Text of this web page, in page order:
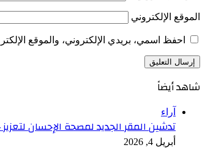
الموقع الإلكتروني
احفظ اسمي، بريدي الإلكتروني، والموقع
شاهد أيضاً
آراء
تدشين المقر الجديد لمصحة الإحسان
أبريل 4, 2026